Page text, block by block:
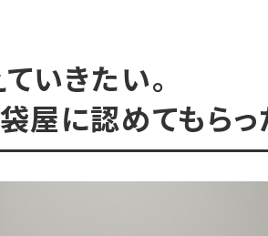
いきたい。
屋に認めてもらっ